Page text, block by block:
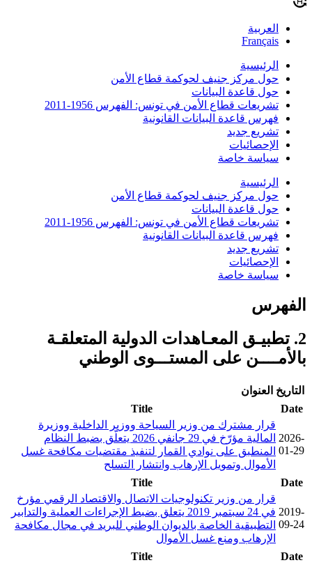
العربية
Français
الرئيسية
حول مركز جنيف لحوكمة قطاع الأمن
حول قاعدة البيانات
تشريعات قطاع الأمن في تونس: الفهرس 1956-2011
فهرس قاعدة البيانات القانونية
تشريع جديد
الإحصائيات
سياسة خاصة
الرئيسية
حول مركز جنيف لحوكمة قطاع الأمن
حول قاعدة البيانات
تشريعات قطاع الأمن في تونس: الفهرس 1956-2011
فهرس قاعدة البيانات القانونية
تشريع جديد
الإحصائيات
سياسة خاصة
الفهرس
2. تطبيـق المعـاهدات الدولية المتعلقـة
بالأمــــن على المستـــوى الوطني
التاريخ العنوان
Date
Title
2026-
01-29
قرار مشترك من وزير السياحة ووزير الداخلية ووزيرة
المالية مؤرّخ في 29 جانفي 2026 يتعلّق بضبط النظام
المنطبق على نوادي القمار لتنفيذ مقتضيات مكافحة غسل
الأموال وتمويل الإرهاب وانتشار التسلح
Date
Title
2019-
09-24
قرار من وزير تكنولوجيات الاتصال والاقتصاد الرقمي مؤرخ
في 24 سبتمبر 2019 يتعلق بضبط الإجراءات العملية والتدابير
التطبيقية الخاصة بالديوان الوطني للبريد في مجال مكافحة
الإرهاب ومنع غسل الأموال
Date
Title